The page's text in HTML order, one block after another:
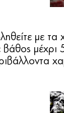
με τα
μέχρι